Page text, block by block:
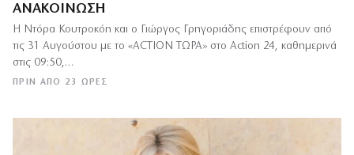
ΑΝΑΚΟΊΝΩΣΗ
ΠΡΙΝ ΑΠΌ 23 ΏΡΕΣ
Η Ντόρα Κουτροκόη και ο Γιώργος Γρηγοριάδης επιστρέφουν από
τις 31 Αυγούστου με το «ACTION ΤΩΡΑ» στο Action 24, καθημερινά
στις 09:50,…